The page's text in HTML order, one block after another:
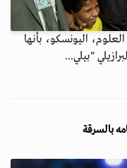
اليونسكو، بأنها
"بيلي...
بالسرقة